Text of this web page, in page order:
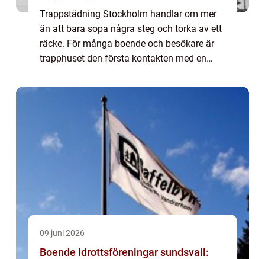
Trappstädning Stockholm handlar om mer
än att bara sopa några steg och torka av ett
räcke. För många boende och besökare är
trapphuset den första kontakten med en
09 juni 2026
Boende idrottsföreningar sundsvall: